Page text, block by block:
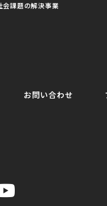
会課題の解決事業
お問い合わせ